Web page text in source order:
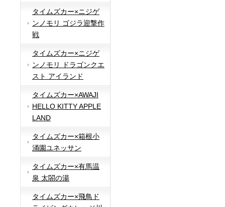
タイムズカー×ニジゲ
ンノモリ ゴジラ迎撃作
戦
タイムズカー×ニジゲ
ンノモリ ドラゴンクエ
スト アイランド
タイムズカー×AWAJI
HELLO KITTY APPLE
LAND
タイムズカー×箱根小
涌園ユネッサン
タイムズカー×有馬温
泉 太閤の湯
タイムズカー×飛鳥ド